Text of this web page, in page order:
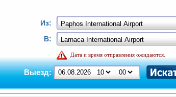
Из:
В:
Дата и время отправления ожидаются.
Выезд: